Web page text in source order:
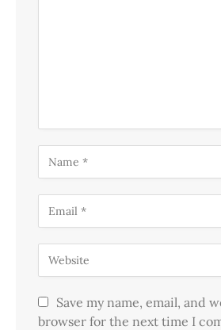
Save my name, email, and
browser for the next time I